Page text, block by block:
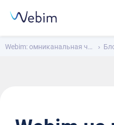
Webim: омниканальная чат-платформа для общения с клиентами